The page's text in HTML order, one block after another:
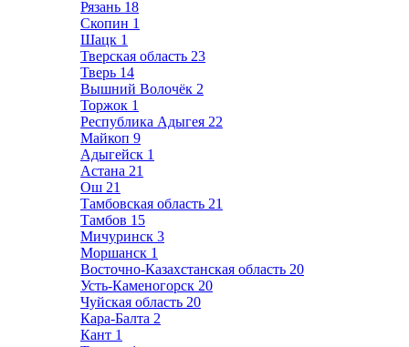
Рязань 18
Скопин 1
Шацк 1
Тверская область 23
Тверь 14
Вышний Волочёк 2
Торжок 1
Республика Адыгея 22
Майкоп 9
Адыгейск 1
Астана 21
Ош 21
Тамбовская область 21
Тамбов 15
Мичуринск 3
Моршанск 1
Восточно-Казахстанская область 20
Усть-Каменогорск 20
Чуйская область 20
Кара-Балта 2
Кант 1